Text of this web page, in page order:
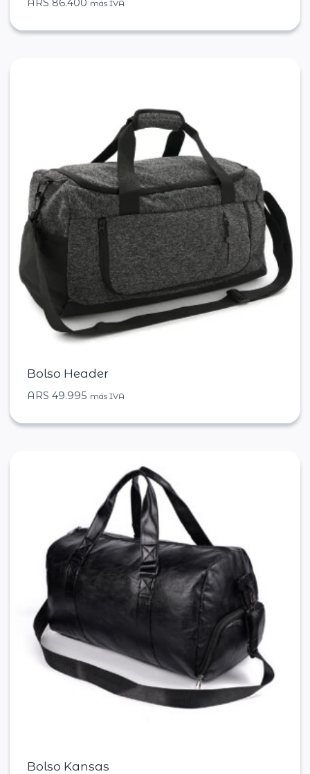
ARS 86.400 más IVA
Bolso Header
ARS 49.995 más IVA
Bolso Kansas